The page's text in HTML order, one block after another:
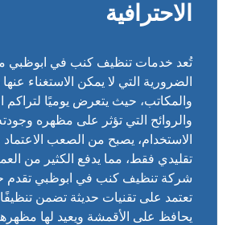
الاحترافية
تُعد خدمات تنظيف كنب في ابوظبي
الضرورية التي لا يمكن الاستغناء
والمكاتب، حيث يتعرض يوميًا لتراكم
والروائح التي تؤثر على مظهره
الاستخدام، يصبح من الصعب
تقليدي فقط، مما يدفع الكثير من
شركة تنظيف كنب في ابوظبي تقدم
تعتمد على تقنيات حديثة تضمن تنظيفًا
يحافظ على الأقمشة ويعيد لها